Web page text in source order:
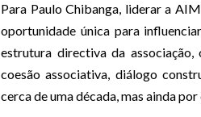
Para Paulo Chibanga, liderar a
oportunidade única para
estrutura directiva da
coesão associativa, diálogo
cerca de uma década, mas ainda